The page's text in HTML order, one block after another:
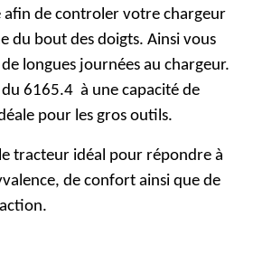
de controler votre chargeur
du bout des doigts. Ainsi vous
longues journées au chargeur.
6165.4 à une capacité de
pour les gros outils.
tracteur idéal pour répondre à
de confort ainsi que de